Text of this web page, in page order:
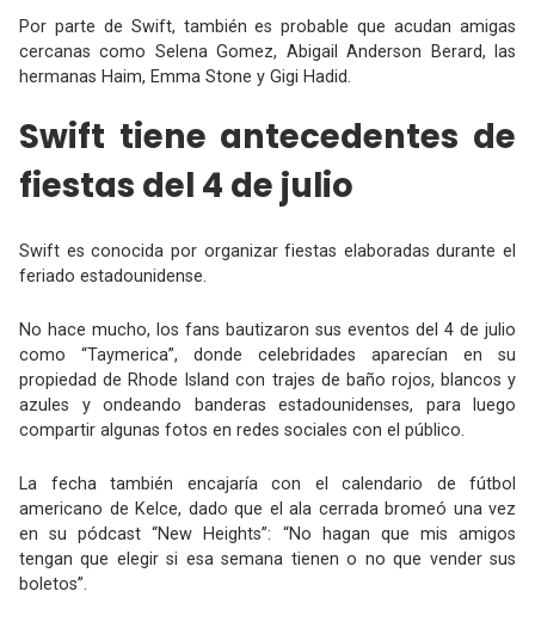
Por parte de Swift, también es probable que acudan amigas
cercanas como Selena Gomez, Abigail Anderson Berard, las
hermanas Haim, Emma Stone y Gigi Hadid.
Swift tiene antecedentes de
fiestas del 4 de julio
Swift es conocida por organizar fiestas elaboradas durante el
feriado estadounidense.
No hace mucho, los fans bautizaron sus eventos del 4 de julio
como “Taymerica”, donde celebridades aparecían en su
propiedad de Rhode Island con trajes de baño rojos, blancos y
azules y ondeando banderas estadounidenses, para luego
compartir algunas fotos en redes sociales con el público.
La fecha también encajaría con el calendario de fútbol
americano de Kelce, dado que el ala cerrada bromeó una vez
en su pódcast “New Heights”: “No hagan que mis amigos
tengan que elegir si esa semana tienen o no que vender sus
boletos”.